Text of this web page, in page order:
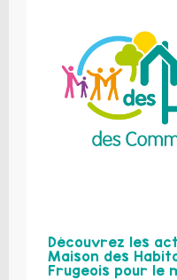
Découvrez les
Maison des
Frugeois pour le